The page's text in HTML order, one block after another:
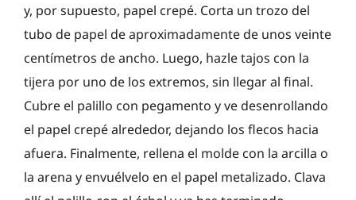
y, por supuesto, papel crepé. Corta un trozo del
tubo de papel de aproximadamente de unos veinte
centímetros de ancho. Luego, hazle tajos con la
tijera por uno de los extremos, sin llegar al final.
Cubre el palillo con pegamento y ve desenrollando
el papel crepé alrededor, dejando los flecos hacia
afuera. Finalmente, rellena el molde con la arcilla o
la arena y envuélvelo en el papel metalizado. Clava